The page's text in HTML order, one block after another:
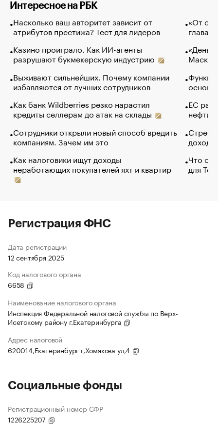
Интересное на РБК
Насколько ваш авторитет зависит от
атрибутов престижа? Тест для лидеров
Казино проиграло. Как ИИ-агенты
разрушают букмекерскую индустрию
Выживают сильнейших. Почему компании
избавляются от лучших сотрудников
Как банк Wildberries резко нарастил
кредиты селлерам до атак на склады
Сотрудники открыли новый способ вредить
компаниям. Зачем им это
Как налоговики ищут доходы
неработающих покупателей яхт и квартир
«От
глава
Маск в
основ
ЕС
нефти
Что
для
Регистрация ФНС
Дата регистрации
12 сентября 2025
Код налогового органа
6658
Наименование налогового органа
Инспекция Федеральной налоговой службы по Верх-
Исетскому району г.Екатеринбурга
Адрес налоговой
620014,Екатеринбург г,Хомякова ул,4
Социальные фонды
Регистрационный номер СФР
1226225207